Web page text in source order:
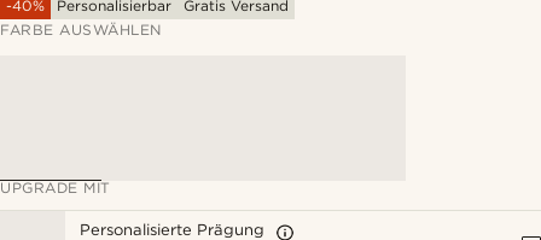
-40%
Personalisierbar
Gratis Versand
FARBE AUSWÄHLEN
UPGRADE MIT
Personalisierte Prägung